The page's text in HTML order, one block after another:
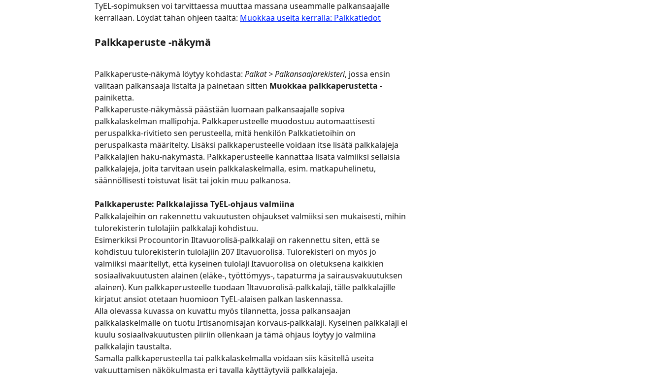
TyEL-sopimuksen voi tarvittaessa muuttaa massana useammalle palkansaajalle
kerrallaan. Löydät tähän ohjeen täältä: Muokkaa useita kerralla: Palkkatiedot
Palkkaperuste -näkymä
Palkkaperuste-näkymä löytyy kohdasta: Palkat > Palkansaajarekisteri, jossa ensin
valitaan palkansaaja listalta ja painetaan sitten Muokkaa palkkaperustetta -
painiketta.
Palkkaperuste-näkymässä päästään luomaan palkansaajalle sopiva
palkkalaskelman mallipohja. Palkkaperusteelle muodostuu automaattisesti
peruspalkka-rivitieto sen perusteella, mitä henkilön Palkkatietoihin on
peruspalkasta määritelty. Lisäksi palkkaperusteelle voidaan itse lisätä palkkalajeja
Palkkalajien haku-näkymästä. Palkkaperusteelle kannattaa lisätä valmiiksi sellaisia
palkkalajeja, joita tarvitaan usein palkkalaskelmalla, esim. matkapuhelinetu,
säännöllisesti toistuvat lisät tai jokin muu palkanosa.
Palkkaperuste: Palkkalajissa TyEL-ohjaus valmiina
Palkkalajeihin on rakennettu vakuutusten ohjaukset valmiiksi sen mukaisesti, mihin
tulorekisterin tulolajiin palkkalaji kohdistuu.
Esimerkiksi Procountorin Iltavuorolisä-palkkalaji on rakennettu siten, että se
kohdistuu tulorekisterin tulolajiin 207 Iltavuorolisä. Tulorekisteri on myös jo
valmiiksi määritellyt, että kyseinen tulolaji Itavuorolisä on oletuksena kaikkien
sosiaalivakuutusten alainen (eläke-, työttömyys-, tapaturma ja sairausvakuutuksen
alainen). Kun palkkaperusteelle tuodaan Iltavuorolisä-palkkalaji, tälle palkkalajille
kirjatut ansiot otetaan huomioon TyEL-alaisen palkan laskennassa.
Alla olevassa kuvassa on kuvattu myös tilannetta, jossa palkansaajan
palkkalaskelmalle on tuotu Irtisanomisajan korvaus-palkkalaji. Kyseinen palkkalaji ei
kuulu sosiaalivakuutusten piiriin ollenkaan ja tämä ohjaus löytyy jo valmiina
palkkalajin taustalta.
Samalla palkkaperusteella tai palkkalaskelmalla voidaan siis käsitellä useita
vakuuttamisen näkökulmasta eri tavalla käyttäytyviä palkkalajeja.